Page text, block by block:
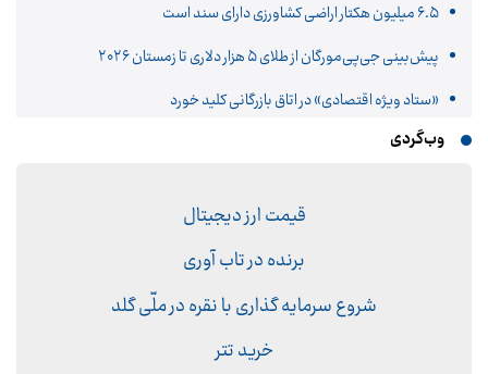
۶.۵ میلیون هکتار اراضی کشاورزی دارای سند است
پیش‌بینی جی‌پی‌مورگان از طلای ۵ هزار دلاری تا زمستان ۲۰۲۶
«ستاد ویژه اقتصادی» در اتاق بازرگانی کلید خورد
وب‌گردی
قیمت ارز دیجیتال
برنده در تاب آوری
شروع سرمایه گذاری با نقره در ملّی گلد
خرید تتر